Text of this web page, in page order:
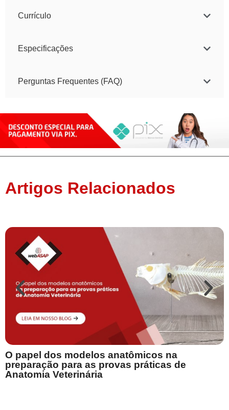
Currículo
Especificações
Perguntas Frequentes (FAQ)
Artigos Relacionados
O papel dos modelos anatômicos na
preparação para as provas práticas de
Anatomia Veterinária